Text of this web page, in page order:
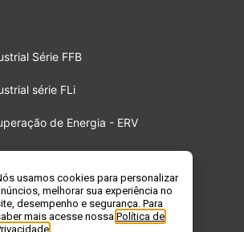
Série FFB
série FLi
de Energia - ERV
série BBS
DRI
Odores – GPF
usamos cookies para personalizar
melhorar sua experiência no
desempenho e segurança. Para
mais acesse nossa Política de